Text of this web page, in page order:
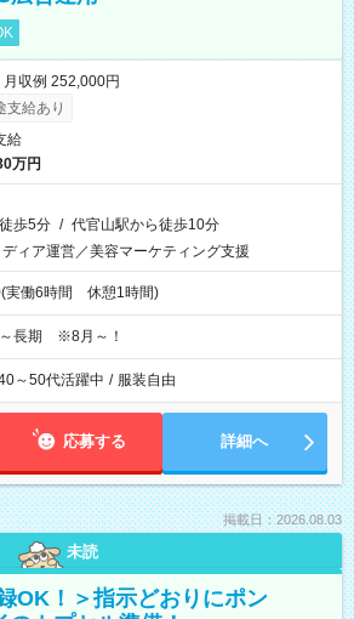
収例 252,000円
支給あり
給
万円
歩5分 / 代官山駅から徒歩10分
ィア運営／美容マーケティング支援
実働6時間 休憩1時間)
～長期 ※8月～！
～50代活躍中 / 服装自由
応募する 詳細へ
掲載日：2026.08.03
未読
OK！＞指示どおりにポン